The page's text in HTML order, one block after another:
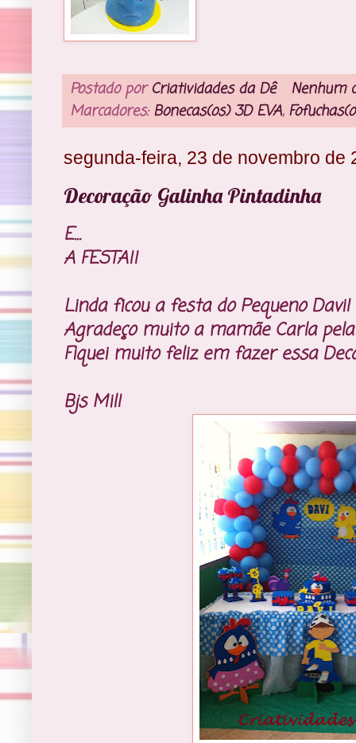
Postado porCriatividades da Dê
Nenhum
Marcadores: Bonecas(os) 3D EVA,
segunda-feira, 23 de novembro de
Decoração Galinha Pintadinha
E...
A FESTA!!
Linda ficou a festa do Pequeno Davi!
Agradeço muito a mamãe Carla
Fiquei muito feliz em fazer essa
Bjs Mil!